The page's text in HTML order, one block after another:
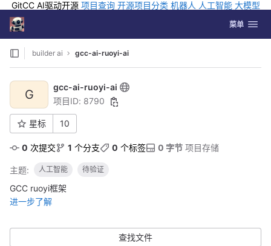
GitCC AI驱动开源 项目查询 开源项目分类 机器人 人工智能 大模型
排行
Skip to content
GitLab 切换导航
菜单
builder ai gcc-ai-ruoyi-ai
G
gcc-ai-ruoyi-ai
项目ID: 8790
星标 10
0 次提交 1 个分支 0 个标签 0 字节 项目存储
主题: 人工智能 待验证
GCC ruoyi框架
进一步了解
查找文件